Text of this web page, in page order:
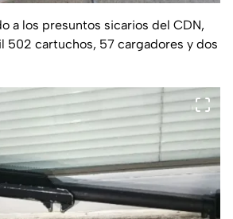
a los presuntos sicarios del CDN,
502 cartuchos, 57 cargadores y dos